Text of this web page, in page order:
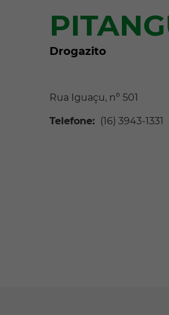
Drogazito
Rua Iguaçu, nº 501
Telefone: (16) 3943-1331